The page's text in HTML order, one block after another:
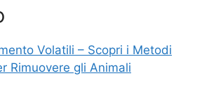
Volatili – Scopri i Metodi
Rimuovere gli Animali